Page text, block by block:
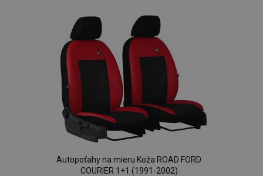
prianí
Autopoťahy na mieru Koža ROAD FORD
COURIER 1+1 (1991-2002)